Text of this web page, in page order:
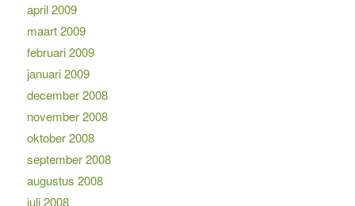
april 2009
maart 2009
februari 2009
januari 2009
december 2008
november 2008
oktober 2008
september 2008
augustus 2008
juli 2008